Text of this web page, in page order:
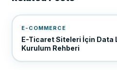
E-COMMERCE
E-Ticaret Siteleri İçin Data
Kurulum Rehberi